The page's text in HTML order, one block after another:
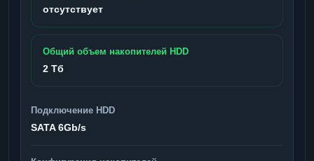
отсутствует
Общий объем накопителей HDD
2 Тб
Подключение HDD
SATA 6Gb/s